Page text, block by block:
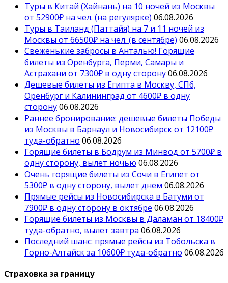
Туры в Китай (Хайнань) на 10 ночей из Москвы
от 52900₽ на чел. (на регулярке) 06.08.2026
Туры в Таиланд (Паттайя) на 7 и 11 ночей из
Москвы от 66500₽ на чел. (в сентябре) 06.08.2026
Свеженькие забросы в Анталью! Горящие
билеты из Оренбурга, Перми, Самары и
Астрахани от 7300₽ в одну сторону06.08.2026
Дешевые билеты из Египта в Москву, СПб,
Оренбург и Калининград от 4600₽ в одну
сторону06.08.2026
Раннее бронирование: дешевые билеты Победы
из Москвы в Барнаул и Новосибирск от 12100₽
туда-обратно 06.08.2026
Горящие билеты в Бодрум из Минвод от 5700₽ в
одну сторону, вылет ночью 06.08.2026
Очень горящие билеты из Сочи в Египет от
5300₽ в одну сторону, вылет днем 06.08.2026
Прямые рейсы из Новосибирска в Батуми от
7900₽ в одну сторону в октябре 06.08.2026
Горящие билеты из Москвы в Даламан от 18400₽
туда-обратно, вылет завтра 06.08.2026
Последний шанс: прямые рейсы из Тобольска в
Горно-Алтайск за 10600₽ туда-обратно 06.08.2026
Страховка за границу